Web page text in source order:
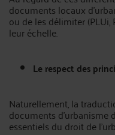
documents locaux
ou de les délimiter
leur échelle.
Le respect des
Naturellement, la
documents d'urbanisme
essentiels du droit de